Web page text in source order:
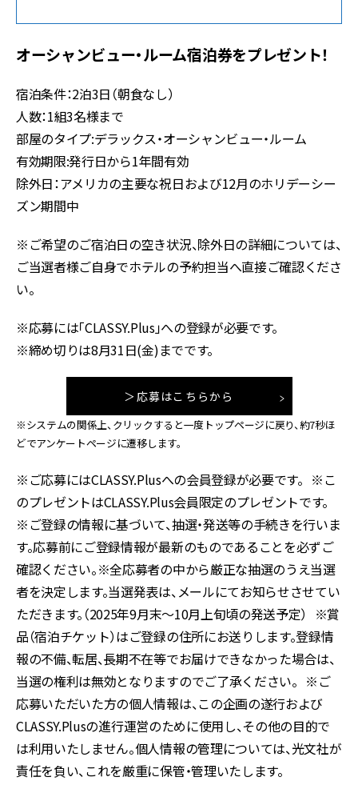
オーシャンビュー・ルーム宿泊券をプレゼント！
宿泊条件：2泊3日（朝食なし）
人数：1組3名様まで
部屋のタイプ:デラックス・オーシャンビュー・ルーム
有効期限:発行日から1年間有効
除外日：アメリカの主要な祝日および12月のホリデーシー
ズン期間中
※ご希望のご宿泊日の空き状況、除外日の詳細については、
ご当選者様ご自身でホテルの予約担当へ直接ご確認くださ
い。
※応募には「CLASSY.Plus」への登録が必要です。
※締め切りは8月31日(金)までです。
＞応募はこちらから
※システムの関係上、クリックすると一度トップページに戻り、約7秒ほ
どでアンケートページに遷移します。
※ご応募にはCLASSY.Plusへの会員登録が必要です。 ※こ
のプレゼントはCLASSY.Plus会員限定のプレゼントです。
※ご登録の情報に基づいて、抽選・発送等の手続きを行いま
す。応募前にご登録情報が最新のものであることを必ずご
確認ください。※全応募者の中から厳正な抽選のうえ当選
者を決定します。当選発表は、メールにてお知らせさせてい
ただきます。（2025年9月末〜10月上旬頃の発送予定） ※賞
品（宿泊チケット）はご登録の住所にお送りします。登録情
報の不備、転居、長期不在等でお届けできなかった場合は、
当選の権利は無効となりますのでご了承ください。 ※ご
応募いただいた方の個人情報は、この企画の遂行および
CLASSY.Plusの進行運営のために使用し、その他の目的で
は利用いたしません。個人情報の管理については、光文社が
責任を負い、これを厳重に保管・管理いたします。